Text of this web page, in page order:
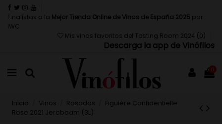
Finalistas a la Mejor Tienda Online de Vinos de España 2025 por
IWC
Mis vinos favoritos del Tasting Room 2024 (0 )
Descarga la app de Vinófilos
0
Inicio Vinos Rosados
Figuière Confidentielle
Rose 2021 Jeroboam (3L)